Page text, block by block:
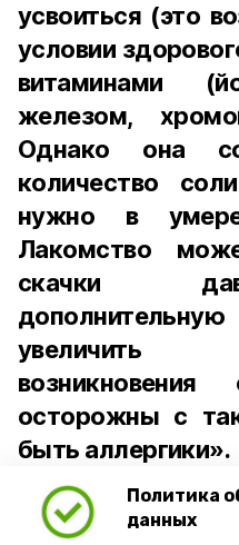
Политика
данных
усвоиться (это
условии
витаминами
железом,
Однако она
количество
нужно в
Лакомство
скачки
дополнительную
увеличить
осторожны с
быть аллергики».
Для взрослого
порцией икры